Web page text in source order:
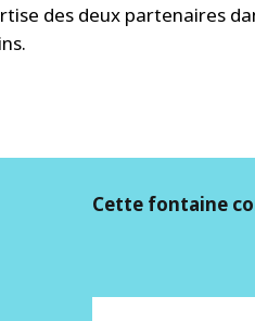
des deux partenaires
Cette fontaine